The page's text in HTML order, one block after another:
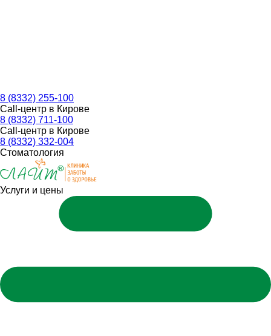
8 (8332) 255-100
Call-центр в Кирове
8 (8332) 711-100
Call-центр в Кирове
8 (8332) 332-004
Стоматология
Услуги и цены